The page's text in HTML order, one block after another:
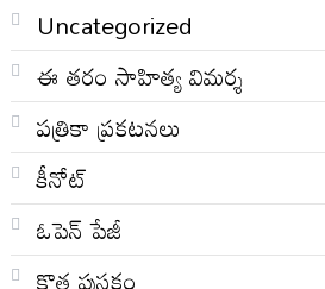
Uncategorized
ఈ తరం సాహిత్య విమర్శ
పత్రికా ప్రకటనలు
కీనోట్
ఓపెన్ పేజీ